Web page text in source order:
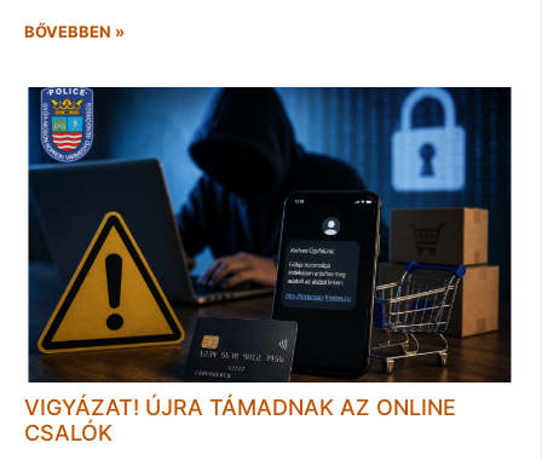
BŐVEBBEN »
VIGYÁZAT! ÚJRA TÁMADNAK AZ ONLINE
CSALÓK